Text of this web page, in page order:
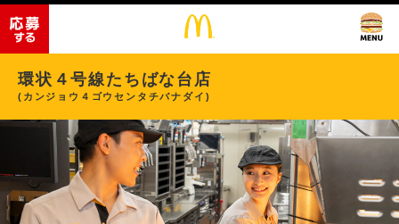
環状４号線たちばな台店
(カンジョウ４ゴウセンタチバナダイ)